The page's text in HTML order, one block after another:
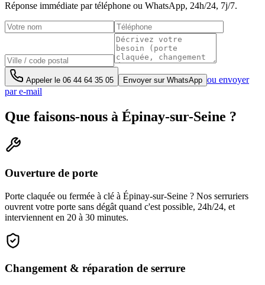
Réponse immédiate par téléphone ou WhatsApp, 24h/24, 7j/7.
Appeler le 06 44 64 35 05 Envoyer sur WhatsApp ou envoyer
par e-mail
Que faisons-nous à Épinay-sur-Seine ?
Ouverture de porte
Porte claquée ou fermée à clé à Épinay-sur-Seine ? Nos serruriers
ouvrent votre porte sans dégât quand c'est possible, 24h/24, et
interviennent en 20 à 30 minutes.
Changement & réparation de serrure